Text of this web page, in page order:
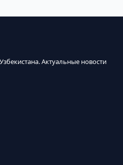
Актуальные новости